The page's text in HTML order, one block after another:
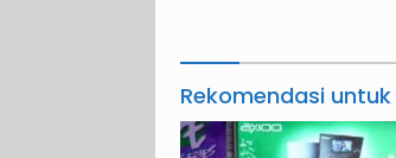
Rekomendasi